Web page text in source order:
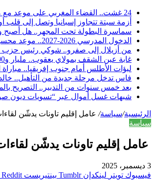
24 غشت.. القضاء المغربي على موعد مع مرحلة جديدة في ظل دخول قانون المسطرة المدنية حيز التنفيذ
أزمة سبتة تتجاوز إسبانيا وتصل إلى
سماسرة البطولة تحت المجهر.. هل أصبح
الدخول المدرسي 2026-2027.. موعد محسوم ورهانات أكبر تنتظر المدرسة المغربية والأسر والتلاميذ
من أزيلال إلى صفرو.. شوكي رئيس حزب
غابة عين الشقف بمولاي يعقوب.. مليار و200 مليون تبخرت الأزبال والمياه الراكدة تفضح «تأهيلاً» لم يصمد طويلاً
لبؤات الأطلس أمام جنوب إفريقيا.. مباراة
فاس تدخل مرحلة جديدة من التأهيل.. خالد
بعد خمس سنوات من التدبير.. التصريح
شبهات غسل أموال عبر “تسويات ديون
الرئيسية/سياسة/ عامل إقليم تاونات يدشّن
سياسة
عامل إقليم تاونات يدشّن
3 ديسمبر، 2025
فيسبوك تويتر لينكدإن بينتيريست